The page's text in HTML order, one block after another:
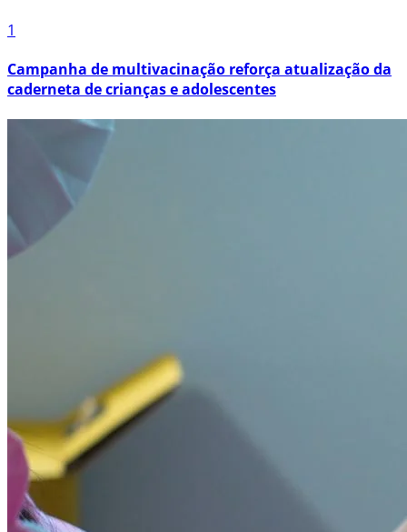
1
Campanha de multivacinação reforça atualização da
caderneta de crianças e adolescentes